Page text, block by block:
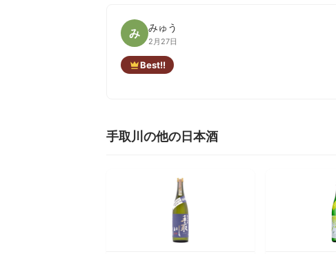
み みゅう
2月27日
Best!!
手取川の他の日本酒